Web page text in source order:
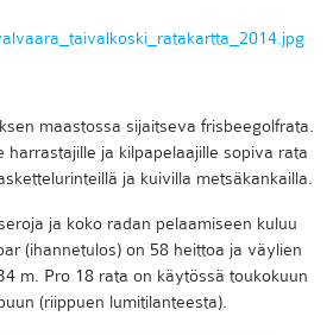
maastossa sijaitseva frisbeegolfrata.
harrastajille ja kilpapelaajille sopiva rata
ja kuivilla metsäkankailla.
ja koko radan pelaamiseen kuluu
(ihannetulos) on 58 heittoa ja väylien
m. Pro 18 rata on käytössä toukokuun
(riippuen lumitilanteesta).